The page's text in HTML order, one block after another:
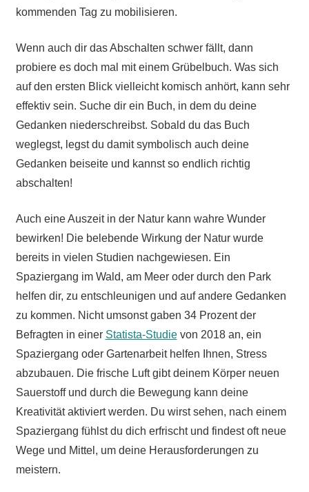
kommenden Tag zu mobilisieren.
Wenn auch dir das Abschalten schwer fällt, dann
probiere es doch mal mit einem Grübelbuch. Was sich
auf den ersten Blick vielleicht komisch anhört, kann sehr
effektiv sein. Suche dir ein Buch, in dem du deine
Gedanken niederschreibst. Sobald du das Buch
weglegst, legst du damit symbolisch auch deine
Gedanken beiseite und kannst so endlich richtig
abschalten!
Auch eine Auszeit in der Natur kann wahre Wunder
bewirken! Die belebende Wirkung der Natur wurde
bereits in vielen Studien nachgewiesen. Ein
Spaziergang im Wald, am Meer oder durch den Park
helfen dir, zu entschleunigen und auf andere Gedanken
zu kommen. Nicht umsonst gaben 34 Prozent der
Befragten in einer Statista-Studievon 2018 an, ein
Spaziergang oder Gartenarbeit helfen Ihnen, Stress
abzubauen. Die frische Luft gibt deinem Körper neuen
Sauerstoff und durch die Bewegung kann deine
Kreativität aktiviert werden. Du wirst sehen, nach einem
Spaziergang fühlst du dich erfrischt und findest oft neue
Wege und Mittel, um deine Herausforderungen zu
meistern.